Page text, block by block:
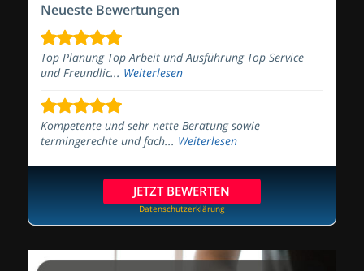
Neueste Bewertungen
Top Planung Top Arbeit und Ausführung Top Service
und Freundlic... Weiterlesen
Kompetente und sehr nette Beratung sowie
termingerechte und fach... Weiterlesen
JETZT BEWERTEN
Datenschutzerklärung